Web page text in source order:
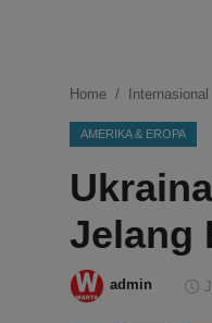
Ekonomi
Internasional
Teknologi
Hiburan
Home Internasional
AMERIKA & EROPA
Jelang
admin